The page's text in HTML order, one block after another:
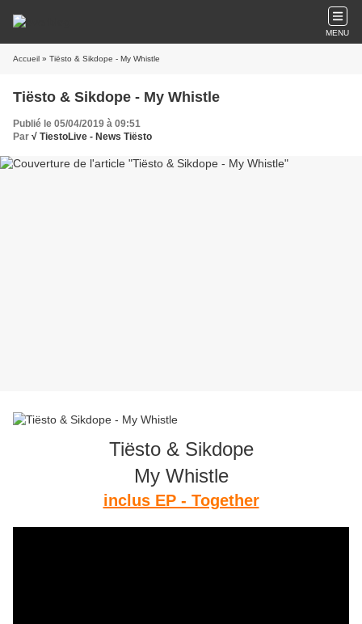
MENU
Accueil » Tiësto & Sikdope - My Whistle
Tiësto & Sikdope - My Whistle
Publié le 05/04/2019 à 09:51
Par √ TiestoLive - News Tiësto
Tiësto & Sikdope
My Whistle
inclus EP - Together